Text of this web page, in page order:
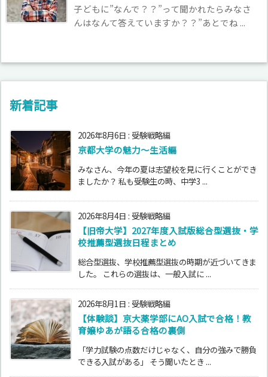
子どもに”なんで？？”って聞かれたらみなさ
んはなんて答えていますか？？”あとでね ...
新着記事
2026年8月6日 : 受験戦略編
京都大学の魅力～生活編
みなさん、今年の夏は志望校を見に行くことができ
ましたか？ 私も受験生の時、中学3 ...
2026年8月4日 : 受験戦略編
【旧帝大学】2027年度入試版総合型選抜・学
校推薦型選抜日程まとめ
総合型選抜、学校推薦型選抜の時期が近づいてきま
した。 これらの選抜は、一般入試に ...
2026年8月1日 : 受験戦略編
【体験談】京大薬学部にAO入試で合格！教
育嬢ゆあが語る合格の裏側
「学力試験の点数だけじゃなく、自分の強みで勝負
できる入試がある」 そう聞いたとき ...